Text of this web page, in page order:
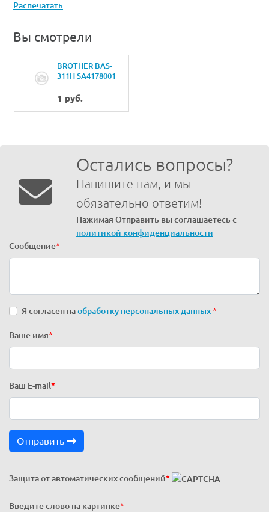
Распечатать
Вы смотрели
BROTHER BAS-
311H SA4178001
6204DDUNR
1 руб.
Остались вопросы?
Напишите нам, и мы
обязательно ответим!
Нажимая Отправить вы соглашаетесь с
политикой конфиденциальности
Сообщение*
Я согласен наобработку персональных данных*
Ваше имя*
Ваш E-mail *
Отправить
Защита от автоматических сообщений*
Введите слово на картинке*